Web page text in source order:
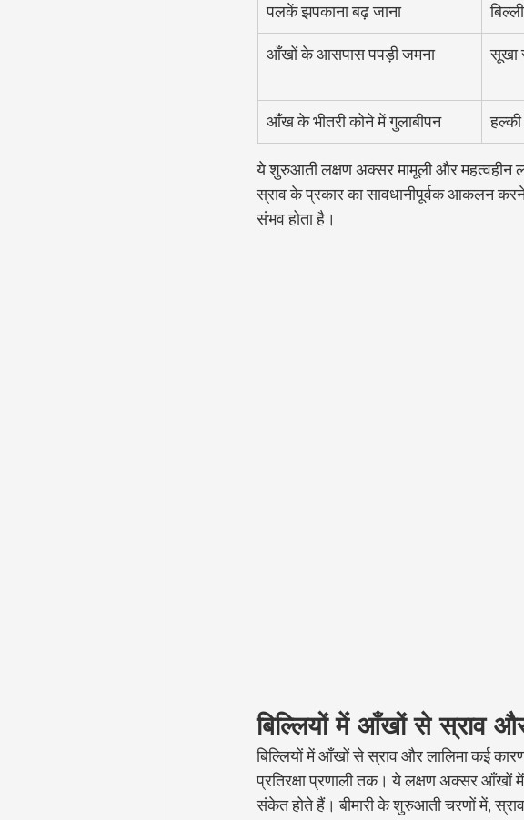
पलकें झपकाना बढ़ जाना
आँखों के आसपास पपड़ी जमना सूखा
आँख के भीतरी कोने में गुलाबीपन हल्की
ये शुरुआती लक्षण अक्सर मामूली और महत्वहीन
स्राव के प्रकार का सावधानीपूर्वक आकलन करने
संभव होता है।
बिल्लियों में आँखों से स्राव
बिल्लियों में आँखों से स्राव और लालिमा कई
प्रतिरक्षा प्रणाली तक। ये लक्षण अक्सर
संकेत होते हैं। बीमारी के शुरुआती चरणों में,